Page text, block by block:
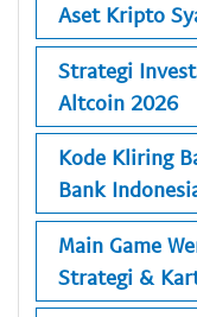
Aset Kripto
Strategi
Altcoin 2026
Kode Kliring
Bank
Main Game
Strategi &